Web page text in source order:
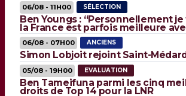
06/08 - 11H00 SÉLECTION
Ben Youngs : “Personnellement
la France est parfois meilleure
06/08 - 07H00 ANCIENS
Simon Lobjoit rejoint Saint-Médard
05/08 - 19H00 EVALUATION
Ben Tameifuna parmi les cinq
droits de Top 14 pour la LNR